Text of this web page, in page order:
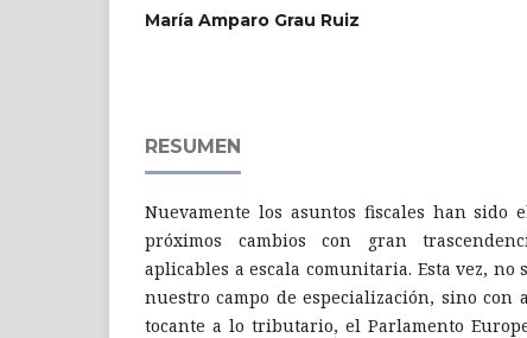
María Amparo Grau Ruiz
RESUMEN
Nuevamente los asuntos fiscales han sido
próximos cambios con gran
aplicables a escala comunitaria. Esta vez, no
nuestro campo de especialización, sino con
tocante a lo tributario, el Parlamento